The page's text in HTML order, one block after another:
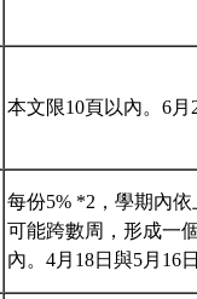
本文限10頁以內。6月
每份5% *2，學期內
可能跨數周，形成一
內。4月18日與5月16